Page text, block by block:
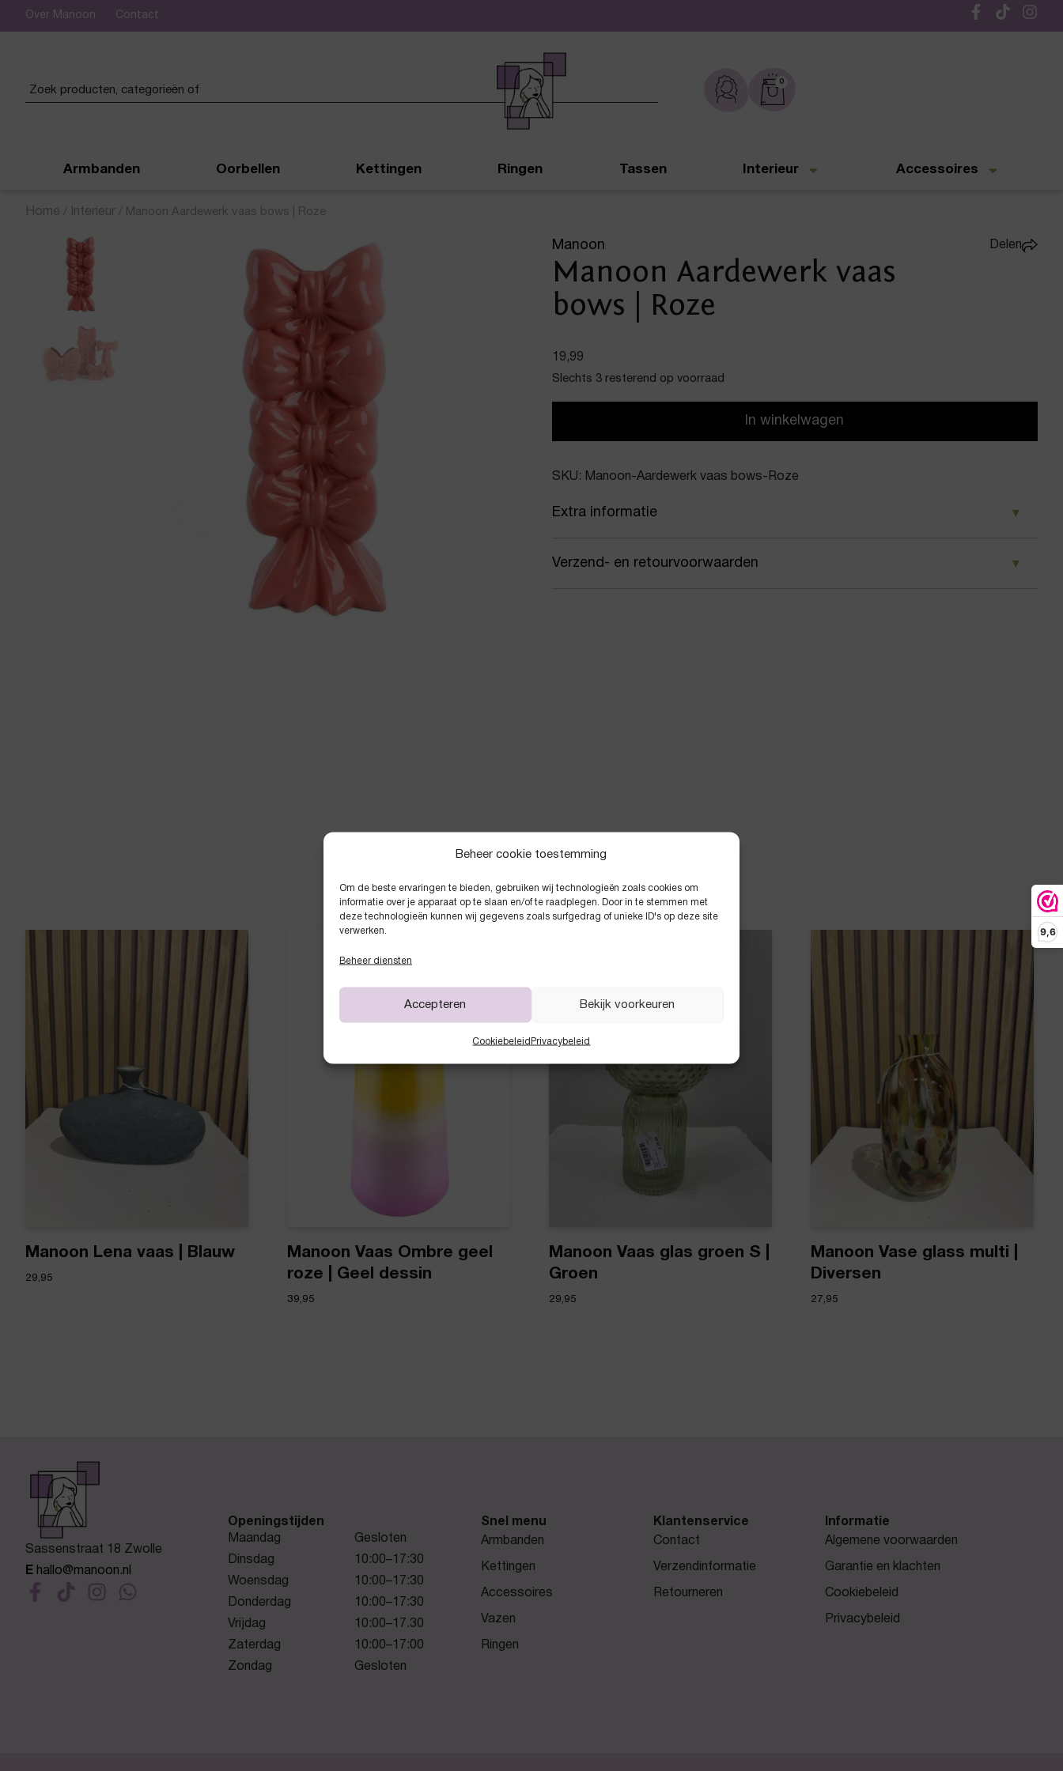
9,6
Beheer cookie toestemming
Om de beste ervaringen te bieden, gebruiken wij technologieën zoals cookies om
informatie over je apparaat op te slaan en/of te raadplegen. Door in te stemmen met
deze technologieën kunnen wij gegevens zoals surfgedrag of unieke ID's op deze site
verwerken.
Beheer diensten
Accepteren Bekijk voorkeuren
Cookiebeleid Privacybeleid
Over Manoon Contact
De leukste sieraden online en in de winkel Gratis verzending vanaf € 50,-
0
Armbanden Oorbellen Kettingen Ringen Tassen Interieur Accessoires
Home / Interieur / Manoon Aardewerk vaas bows | Roze
Manoon
Manoon Aardewerk vaas
bows | Roze
Delen
19,99
Slechts 3 resterend op voorraad
In winkelwagen
SKU: Manoon-Aardewerk vaas bows-Roze
Extra informatie
Kleur Roze
Verzend- en retourvoorwaarden
Anderen kochten ook
Manoon Lena vaas | Blauw
29,95
Manoon Vaas Ombre geel
roze | Geel dessin
39,95
Manoon Vaas glas groen S |
Groen
29,95
Manoon Vase glass multi |
Diversen
27,95
Sassenstraat 18 Zwolle
E hallo@manoon.nl
Openingstijden
Maandag
Gesloten
Dinsdag
10:00–17:30
Woensdag
10:00–17:30
Donderdag
10:00–17:30
Vrijdag
10:00–17.30
Zaterdag
10:00–17:00
Zondag
Gesloten
Snel menu
Armbanden
Kettingen
Accessoires
Vazen
Ringen
Klantenservice
Contact
Verzendinformatie
Retourneren
Informatie
Algemene voorwaarden
Garantie en klachten
Cookiebeleid
Privacybeleid